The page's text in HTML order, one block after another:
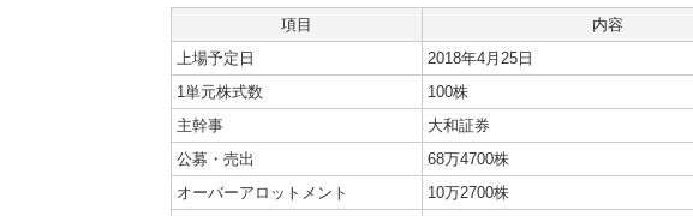
項目
内容
上場予定日
2018年4月25日
1単元株式数
100株
主幹事
大和証券
公募・売出
68万4700株
オーバーアロットメント
10万2700株